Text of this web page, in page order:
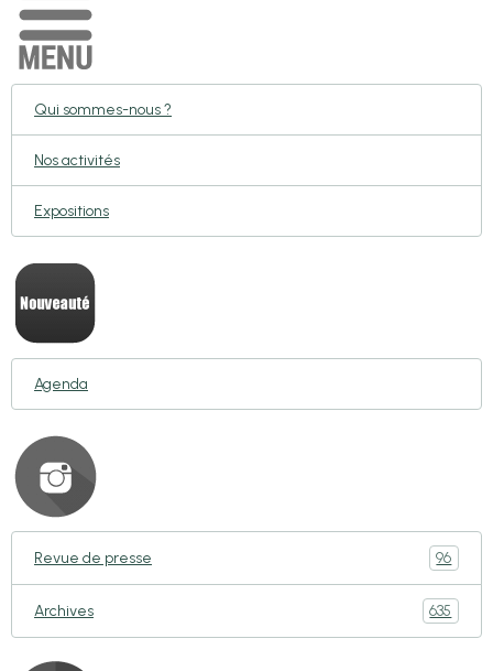
Qui sommes-nous ?
Nos activités
Expositions
Agenda
Revue de presse 96
Archives 635